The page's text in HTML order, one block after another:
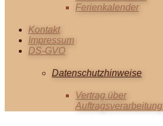
Ferienkalender
Kontakt
Impressum
DS-GVO
Datenschutzhinweise
Vertrag über
Auftragsverarbeitung